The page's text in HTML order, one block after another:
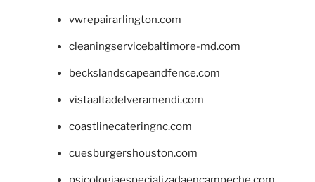
vwrepairarlington.com
cleaningservicebaltimore-md.com
beckslandscapeandfence.com
vistaaltadelveramendi.com
coastlinecateringnc.com
cuesburgershouston.com